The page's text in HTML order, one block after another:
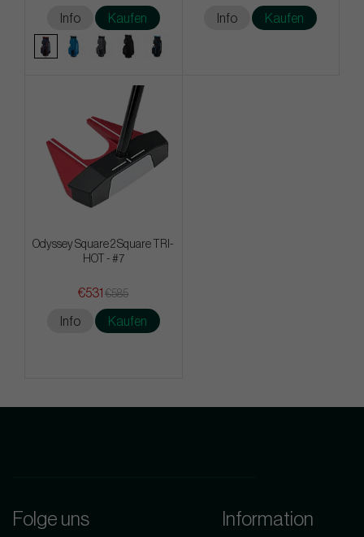
Info Kaufen Info Kaufen
Odyssey Square 2 Square TRI-
HOT - #7
€531 €585
Info Kaufen
Folge uns Information